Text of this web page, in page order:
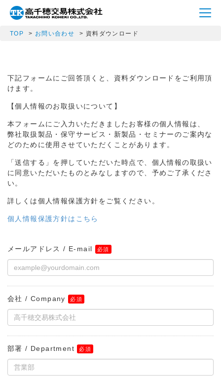
TOP お問い合わせ 資料ダウンロード
下記フォームにご回答頂くと、資料ダウンロードをご利用頂
けます。
【個人情報のお取扱いについて】
本フォームにご入力いただきましたお客様の個人情報は、
弊社取扱製品・保守サービス・新製品・セミナーのご案内な
どのために使用させていただくことがあります。
「送信する」を押していただいた時点で、個人情報の取扱い
に同意いただいたものとみなしますので、予めご了承くださ
い。
詳しくは個人情報保護方針をご覧ください。
個人情報保護方針はこちら
メールアドレス / E-mail
会社 / Company
部署 / Department